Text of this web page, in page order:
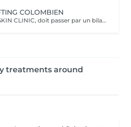
COLOMBIEN
Tout soin corps chez IR SKIN CLINIC, doit passer par un bilan Ayuverdique auprès de la thérapeute Isabel .Tout nouveau client doit réserver ce soin par téléphone à l'institut. Un bilan corps devra être fait avant.* Vaccum thérapie, est utilisée principalement pour combattre notre amie la cellulite, sur toutes les zones concernées : bras, jambes, fesses, abdomen. Mais, elle peut aussi être utilisée pour remodeler le corps, faciliter les traitements pré et post opératoire, elle peut-être utilisée après une grossesse, rehausser les fesses et les tonifier, aider à un meilleur drainage lymphatique.
treatments around